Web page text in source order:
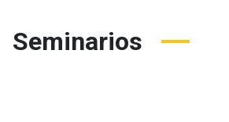
Seminarios